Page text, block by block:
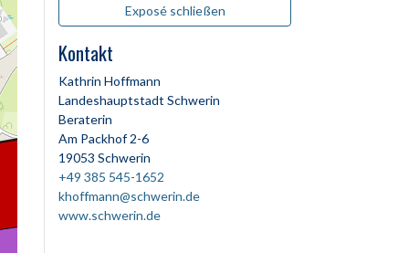
Exposé schließen
Kontakt
Kathrin Hoffmann
Landeshauptstadt Schwerin
Beraterin
Am Packhof 2-6
19053 Schwerin
+49 385 545-1652
khoffmann@schwerin.de
www.schwerin.de